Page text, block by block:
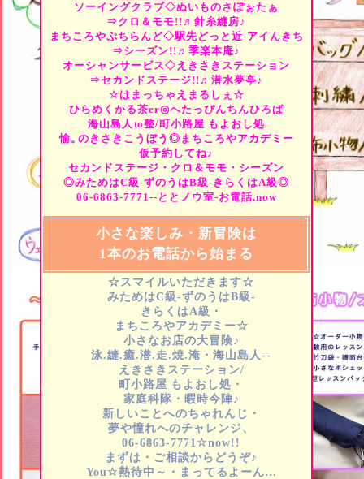
ソーイングクラブ◇ぬいものさぽぉたぁ
⇒クロ＆モモ!!♬針糸縫房♪
まちころやぷちらんど◇駅先どっと近-アイんきち
⇒シーズン!!♬季楽本庵♪
オーシャンサービス◇えきさきステーション
⇒セカンドステージ!!♬潜水夢亭♪
☆はまっちゃえまるしぇ☆
ひらめくかる茶er◎へたっぴんちんひろば
海山島人 to整/町小路屋 もよおし処
愉。のきさきこうぼう◎まちころやアカデミー
仮予約してね♪
セカンドステージ・クロ＆モモ・シーズン
◎みためはC級-ずのうはB級-きらくはA級◎
06-6863-7771--ととノウ室-お電話.now
小さな楽しみ・新冒険は
1本のお電話から始まる
☆スマイルいただきます☆
みためはC級-ずのうはB級-
きらくはA級・
まちころやアカデミー☆
小さなお店の大冒険♪
泳.縫.癒.潜.走.焼.淹・海山島人--
えきさきステーション/
町小路屋 もよおし処・
家庭科隊・暇時今陣♪
新しいことへのちゃれんじ・
夢や憧れへのチャレンジ、
06-6863-7771☆now!!
まずは・ご相談からどうぞ♪
You☆熱待中～・まってるよーん…